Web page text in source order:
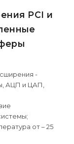
PCI и
-
АЦП и ЦАП,
от – 25